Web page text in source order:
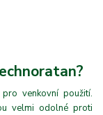
venkovní použití.
velmi odolné proti